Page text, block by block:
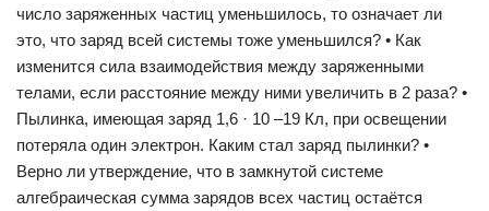
число заряженных частиц уменьшилось, то означает ли
это, что заряд всей системы тоже уменьшился? • Как
изменится сила взаимодействия между заряженными
телами, если расстояние между ними увеличить в 2 раза? •
Пылинка, имеющая заряд 1,6 · 10 –19 Кл, при освещении
потеряла один электрон. Каким стал заряд пылинки? •
Верно ли утверждение, что в замкнутой системе
алгебраическая сумма зарядов всех частиц остаётся